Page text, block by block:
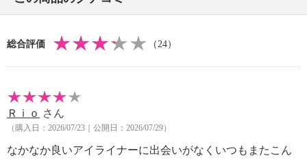
総合評価 （24）
Ｒｉｏ さん
（購入日：2026/07/23｜公開日：2026/07/29）
なかなか良いアイライナーに出会いがなくいつもまたこん